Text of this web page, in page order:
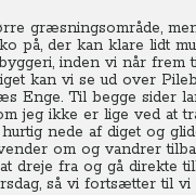
græsningsområde,
på, der kan klare lidt
inden vi når frem
kan vi se ud over
Enge. Til begge sider
jeg ikke er lige ved at
nede af diget og
om og vandrer
dreje fra og gå direkte
så vi fortsætter til